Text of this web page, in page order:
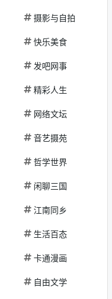
摄影与自拍
快乐美食
发吧网事
精彩人生
网络文坛
音艺摄苑
哲学世界
闲聊三国
江南同乡
生活百态
卡通漫画
自由文学